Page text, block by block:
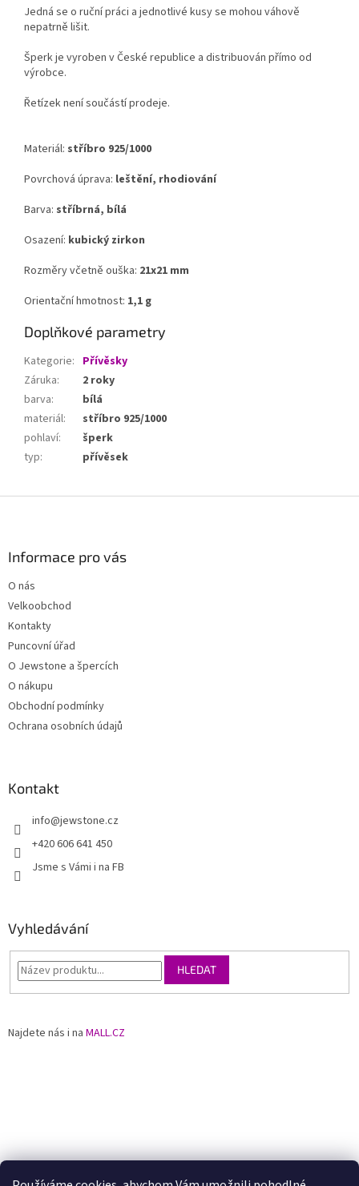
Jedná se o ruční práci a jednotlivé kusy se mohou váhově
nepatrně lišit.
Šperk je vyroben v České republice a distribuován přímo od
výrobce.
Řetízek není součástí prodeje.
Materiál: stříbro 925/1000
Povrchová úprava: leštění, rhodiování
Barva: stříbrná, bílá
Osazení: kubický zirkon
Rozměry včetně ouška: 21x21 mm
Orientační hmotnost: 1,1 g
Doplňkové parametry
Kategorie: Přívěsky
Záruka:
2 roky
barva:
bílá
materiál:
stříbro 925/1000
pohlaví:
šperk
typ: přívěsek
Informace pro vás
O nás
Velkoobchod
Kontakty
Puncovní úřad
O Jewstone a špercích
O nákupu
Obchodní podmínky
Ochrana osobních údajů
Kontakt
info@jewstone.cz
+420 606 641 450
Jsme s Vámi i na FB
Vyhledávání
HLEDAT
Najdete nás i na MALL.CZ